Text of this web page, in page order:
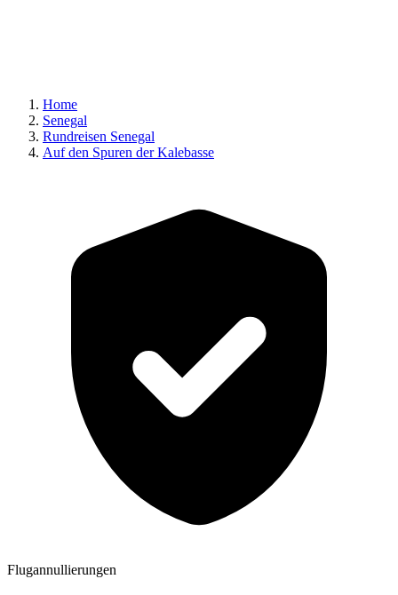
Home
Senegal
Rundreisen Senegal
Auf den Spuren der Kalebasse
Flugannullierungen